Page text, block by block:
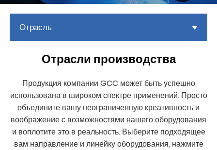
Отрасль
Отрасли производства
Продукция компании GCC может быть успешно
использована в широком спектре применений. Просто
объедините вашу неограниченную креативность и
воображение с возможностями нашего оборудования
и воплотите это в реальность. Выберите подходящее
вам направление и линейку оборудования, нажмите